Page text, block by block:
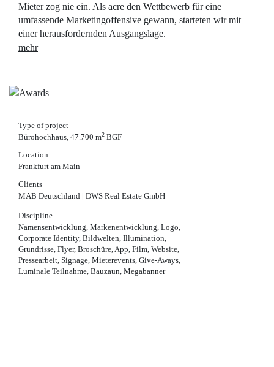
Mieter zog nie ein. Als acre den Wettbewerb für eine
umfassende Marketingoffensive gewann, starteten wir mit
einer herausfordernden Ausgangslage.
mehr
Type of project
Bürohochhaus, 47.700 m2 BGF
Location
Frankfurt am Main
Clients
MAB Deutschland | DWS Real Estate GmbH
Discipline
Namensentwicklung, Markenentwicklung, Logo,
Corporate Identity, Bildwelten, Illumination,
Grundrisse, Flyer, Broschüre, App, Film, Website,
Pressearbeit, Signage, Mieterevents, Give-Aways,
Luminale Teilnahme, Bauzaun, Megabanner